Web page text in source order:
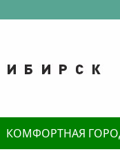
КОМФОРТНАЯ